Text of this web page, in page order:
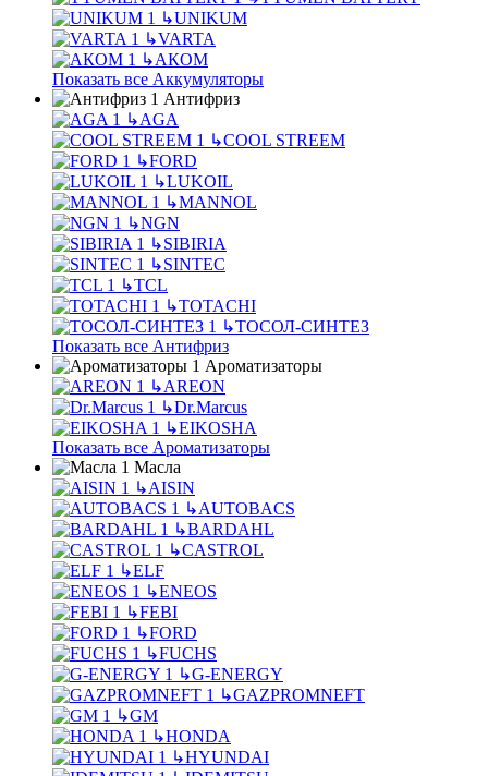
↳UNIKUM
↳VARTA
↳АКОМ
Показать все Аккумуляторы
Антифриз
↳AGA
↳COOL STREEM
↳FORD
↳LUKOIL
↳MANNOL
↳NGN
↳SIBIRIA
↳SINTEC
↳TCL
↳TOTACHI
↳ТОСОЛ-СИНТЕЗ
Показать все Антифриз
Ароматизаторы
↳AREON
↳Dr.Marcus
↳EIKOSHA
Показать все Ароматизаторы
Масла
↳AISIN
↳AUTOBACS
↳BARDAHL
↳CASTROL
↳ELF
↳ENEOS
↳FEBI
↳FORD
↳FUCHS
↳G-ENERGY
↳GAZPROMNEFT
↳GM
↳HONDA
↳HYUNDAI